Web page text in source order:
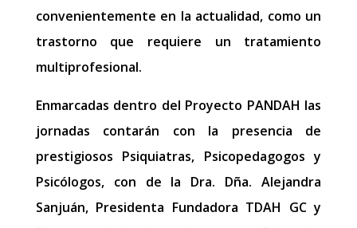
convenientemente en la actualidad, como un
trastorno que requiere un tratamiento
multiprofesional.
Enmarcadas dentro del Proyecto PANDAH las
jornadas contarán con la presencia de
prestigiosos Psiquiatras, Psicopedagogos y
Psicólogos, con de la Dra. Dña. Alejandra
Sanjuán, Presidenta Fundadora TDAH GC y